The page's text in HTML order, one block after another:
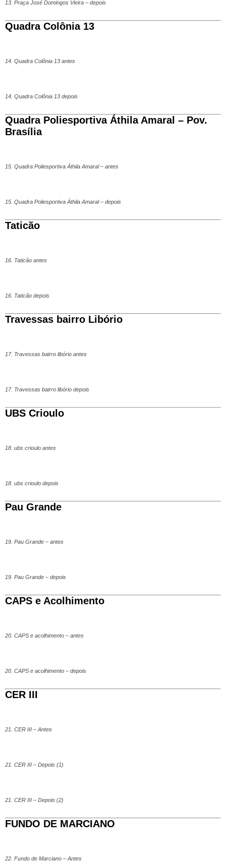
13. Praça José Domingos Vieira – depois
Quadra Colônia 13
14. Quadra Colônia 13 antes
14. Quadra Colônia 13 depois
Quadra Poliesportiva Áthila Amaral – Pov.
Brasília
15. Quadra Poliesportiva Áthila Amaral – antes
15. Quadra Poliesportiva Áthila Amaral – depois
Taticão
16. Taticão antes
16. Taticão depois
Travessas bairro Libório
17. Travessas bairro libório antes
17. Travessas bairro libório depois
UBS Crioulo
18. ubs crioulo antes
18. ubs crioulo depois
Pau Grande
19. Pau Grande – antes
19. Pau Grande – depois
CAPS e Acolhimento
20. CAPS e acolhimento – antes
20. CAPS e acolhimento – depois
CER III
21. CER III – Antes
21. CER III – Depois (1)
21. CER III – Depois (2)
FUNDO DE MARCIANO
22. Fundo de Marciano – Antes